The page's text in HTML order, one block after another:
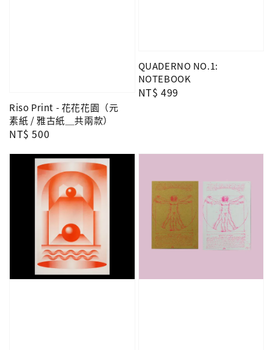
Riso Print - 花花花園（元
素紙 / 雅古紙＿共兩款）
Regular
NT$ 500
QUADERNO NO.1:
NOTEBOOK
Regular
NT$ 499